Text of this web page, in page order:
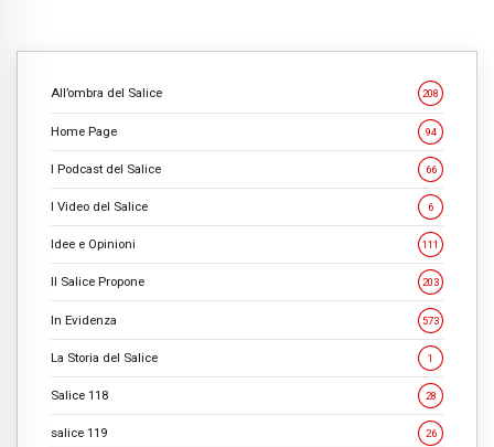
All’ombra del Salice 208
Home Page 94
I Podcast del Salice 66
I Video del Salice 6
Idee e Opinioni 111
Il Salice Propone 203
In Evidenza 573
La Storia del Salice 1
Salice 118 28
salice 119 26